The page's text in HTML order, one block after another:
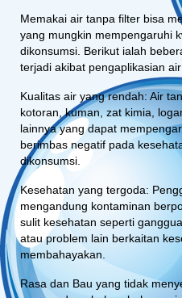
Memakai air tanpa filter bisa
yang mungkin mempengaruhi
dikonsumsi. Berikut ialah
terjadi akibat pengaplikasian
Kualitas air yang rendah: Air
kotoran, kuman, zat kimia,
lainnya yang dapat
berimbas negatif pada
dikonsumsi.
Kesehatan yang tergoda:
mengandung kontaminan
sulit kesehatan seperti
atau problem lain berkaitan
membahayakan.
Rasa dan Bau yang tidak